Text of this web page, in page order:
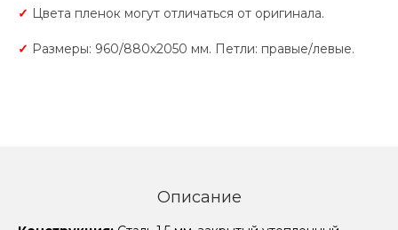
✓ Цвета пленок могут отличаться от оригинала.
✓ Размеры: 960/880х2050 мм. Петли: правые/левые.
Описание